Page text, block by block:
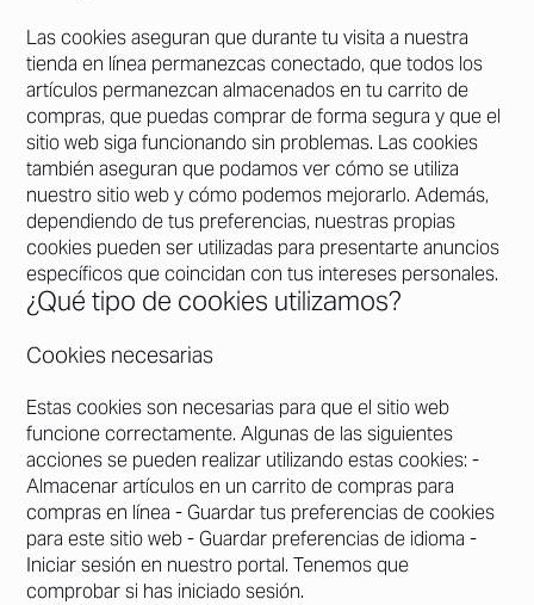
Las cookies aseguran que durante tu visita a nuestra
tienda en línea permanezcas conectado, que todos los
artículos permanezcan almacenados en tu carrito de
compras, que puedas comprar de forma segura y que el
sitio web siga funcionando sin problemas. Las cookies
también aseguran que podamos ver cómo se utiliza
nuestro sitio web y cómo podemos mejorarlo. Además,
dependiendo de tus preferencias, nuestras propias
cookies pueden ser utilizadas para presentarte anuncios
específicos que coincidan con tus intereses personales.
¿Qué tipo de cookies utilizamos?
Cookies necesarias
Estas cookies son necesarias para que el sitio web
funcione correctamente. Algunas de las siguientes
acciones se pueden realizar utilizando estas cookies: -
Almacenar artículos en un carrito de compras para
compras en línea - Guardar tus preferencias de cookies
para este sitio web - Guardar preferencias de idioma -
Iniciar sesión en nuestro portal. Tenemos que
comprobar si has iniciado sesión.